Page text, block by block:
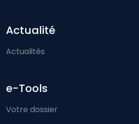
Actualité
Actualités
e-Tools
Votre dossier